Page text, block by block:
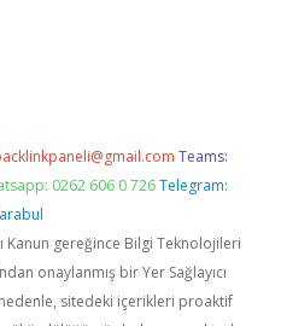
Teams:
0262 606 0 726 Telegram:
Kanun gereğince Bilgi Teknolojileri
onaylanmış bir Yer Sağlayıcı
sitedeki içerikleri proaktif